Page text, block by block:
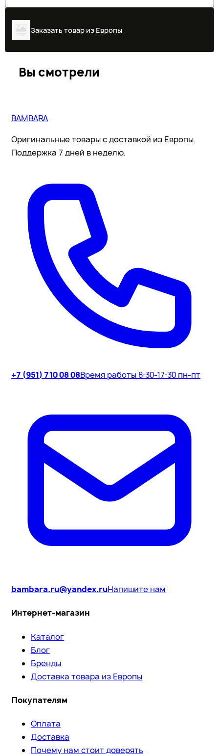
Заказать товар из Европы
Вы смотрели
BAMBARA
Оригинальные товары с доставкой из Европы.
Поддержка 7 дней в неделю.
+7 (951) 710 08 08Время работы 8:30-17:30 пн-пт
bambara.ru@yandex.ruНапишите нам
Интернет-магазин
Каталог
Блог
Бренды
Доставка товара из Европы
Покупателям
Оплата
Доставка
Почему нам стоит доверять